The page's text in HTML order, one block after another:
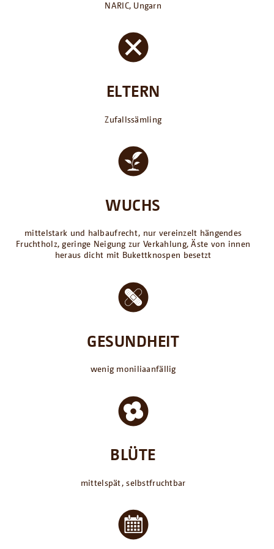
NARIC, Ungarn
ELTERN
Zufallssämling
WUCHS
mittelstark und halbaufrecht, nur vereinzelt hängendes
Fruchtholz, geringe Neigung zur Verkahlung, Äste von innen
heraus dicht mit Bukettknospen besetzt
GESUNDHEIT
wenig moniliaanfällig
BLÜTE
mittelspät, selbstfruchtbar